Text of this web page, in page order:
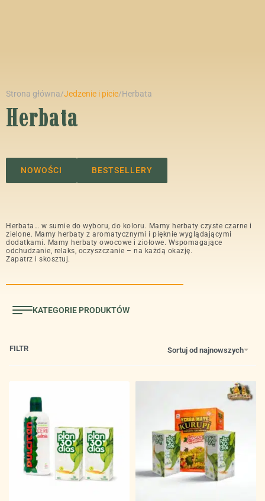
Strona główna/Jedzenie i picie/Herbata
Herbata
NOWOŚCI BESTSELLERY
Herbata… w sumie do wyboru, do koloru. Mamy herbaty czyste czarne i
zielone. Mamy herbaty z aromatycznymi i pięknie wyglądającymi
dodatkami. Mamy herbaty owocowe i ziołowe. Wspomagające
odchudzanie, relaks, oczyszczanie – na każdą okazję.
Zapatrz i skosztuj.
Sortuj od najnowszych
FILTR